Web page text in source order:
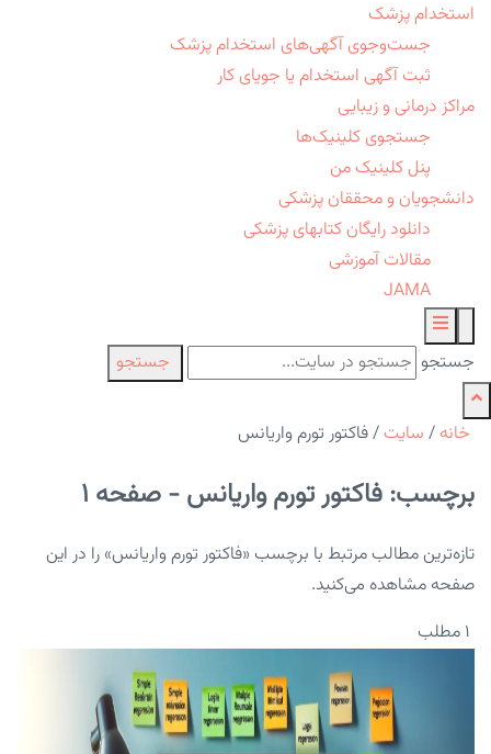
استخدام پزشک
جست‌وجوی آگهی‌های استخدام پزشک
ثبت آگهی استخدام یا جویای کار
مراکز درمانی و زیبایی
جستجوی کلینیک‌ها
پنل کلینیک من
دانشجویان و محققان پزشکی
دانلود رایگان کتابهای پزشکی
مقالات آموزشی
JAMA
جستجو جستجو
خانه / سایت /فاکتور تورم واریانس
برچسب: فاکتور تورم واریانس - صفحه 1
تازه‌ترین مطالب مرتبط با برچسب «فاکتور تورم واریانس» را در این
صفحه مشاهده می‌کنید.
۱ مطلب